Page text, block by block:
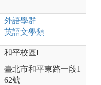
外語學群
英語文學類
和平校區I
臺北市和平東路一段1
62號